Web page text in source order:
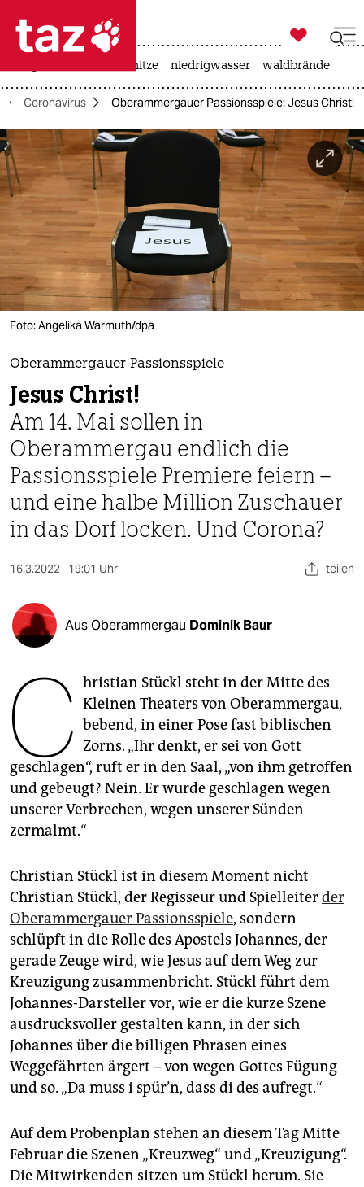
 taz zahl ich
taz zahl ich
themen
politik
öko
gesellschaft
kultur
sport
berlin
nord
wahrheit
verlag
verlag
veranstaltungen
shop
fragen & hilfe
unterstützen
genossenschaft
epaper login

taz zahl ich
hitze niedrigwasser waldbrände
Coronavirus Oberammergauer Passionsspiele: Jesus Christ!
Foto: Angelika Warmuth/dpa
Oberammergauer Passionsspiele
Jesus Christ!
Am 14. Mai sollen in
Oberammergau endlich die
Passionsspiele Premiere feiern –
und eine halbe Million Zuschauer
in das Dorf locken. Und Corona?
16.3.2022 19:01 Uhr teilen
Aus Oberammergau Dominik Baur
C hristian Stückl steht in der Mitte des
Kleinen Theaters von Oberammergau,
bebend, in einer Pose fast biblischen
Zorns. „Ihr denkt, er sei von Gott
geschlagen“, ruft er in den Saal, „von ihm getroffen
und gebeugt? Nein. Er wurde geschlagen wegen
unserer Verbrechen, wegen unserer Sünden
zermalmt.“
Christian Stückl ist in diesem Moment nicht
Christian Stückl, der Regisseur und Spielleiterder
Oberammergauer Passionsspiele, sondern
schlüpft in die Rolle des Apostels Johannes, der
gerade Zeuge wird, wie Jesus auf dem Weg zur
Kreuzigung zusammenbricht. Stückl führt dem
Johannes-Darsteller vor, wie er die kurze Szene
ausdrucksvoller gestalten kann, in der sich
Johannes über die billigen Phrasen eines
Weggefährten ärgert – von wegen Gottes Fügung
und so. „Da muss i spür’n, dass di des aufregt.“
Auf dem Probenplan stehen an diesem Tag Mitte
Februar die Szenen „Kreuzweg“ und „Kreuzigung“.
Die Mitwirkenden sitzen um Stückl herum. Sie